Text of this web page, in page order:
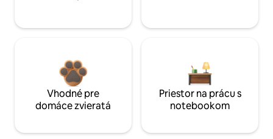
Vhodné pre
domáce zvieratá
Priestor na prácu s
notebookom